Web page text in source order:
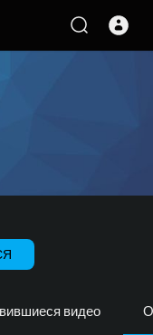
видео